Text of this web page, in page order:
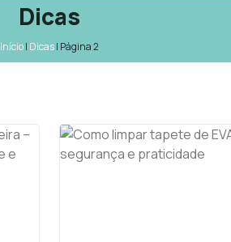
Dicas
Início| Dicas| Página 2